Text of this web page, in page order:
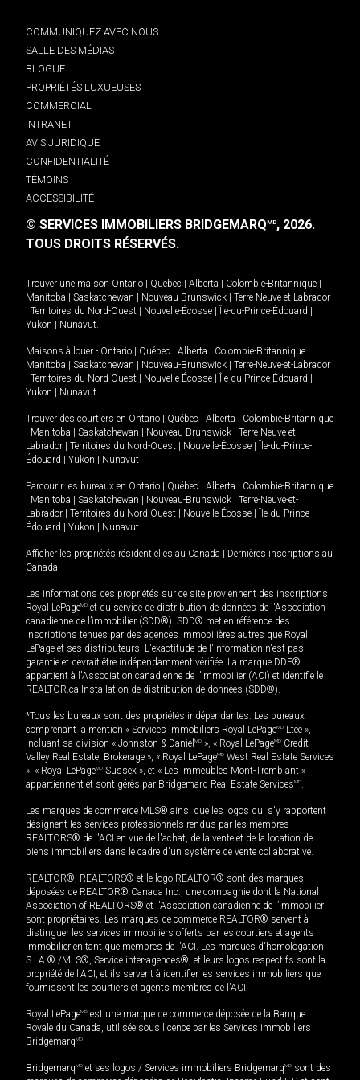
COMMUNIQUEZ AVEC NOUS
SALLE DES MÉDIAS
BLOGUE
PROPRIÉTÉS LUXUEUSES
COMMERCIAL
INTRANET
AVIS JURIDIQUE
CONFIDENTIALITÉ
TÉMOINS
ACCESSIBILITÉ
© SERVICES IMMOBILIERS BRIDGEMARQMD, 2026.
TOUS DROITS RÉSERVÉS.
Trouver une maison Ontario Québec Alberta Colombie-Britannique
Manitoba
Saskatchewan Nouveau-Brunswick
Terre-Neuve-et-Labrador
Territoires du Nord-Ouest Nouvelle-Écosse Île-du-Prince-Édouard
Yukon
Nunavut.
Maisons à louer - Ontario Québec Alberta Colombie-Britannique
Manitoba
Saskatchewan Nouveau-Brunswick
Terre-Neuve-et-Labrador
Territoires du Nord-Ouest Nouvelle-Écosse Île-du-Prince-Édouard
Yukon
Nunavut.
Trouver des courtiers en Ontario Québec Alberta
Colombie-Britannique
Manitoba Saskatchewan Nouveau-Brunswick
Terre-Neuve-et-
Labrador
Territoires du Nord-Ouest Nouvelle-Écosse
Île-du-Prince-
Édouard
Yukon Nunavut
Parcourir les bureaux en Ontario Québec Alberta
Colombie-Britannique
Manitoba Saskatchewan Nouveau-Brunswick
Terre-Neuve-et-
Labrador
Territoires du Nord-Ouest Nouvelle-Écosse
Île-du-Prince-
Édouard
Yukon Nunavut
Afficher les propriétés résidentielles au Canada
Dernières inscriptions au
Canada
Les informations des propriétés sur ce site proviennent des inscriptions
Royal LePageMD et du service de distribution de données de l'Association
canadienne de l’immobilier (SDD®). SDD® met en référence des
inscriptions tenues par des agences immobilières autres que Royal
LePage et ses distributeurs. L'exactitude de l'information n'est pas
garantie et devrait être indépendamment vérifiée. La marque DDF®
appartient à l'Association canadienne de l’immobilier (ACI) et identifie le
REALTOR.ca Installation de distribution de données (SDD®).
*Tous les bureaux sont des propriétés indépendantes. Les bureaux
comprenant la mention « Services immobiliers Royal LePageMD Ltée »,
incluant sa division « Johnston & Daniel MD », « Royal LePageMD Credit
Valley Real Estate, Brokerage », « Royal LePageMD West Real Estate Services
», « Royal LePageMD Sussex », et « Les immeubles Mont-Tremblant »
appartiennent et sont gérés par Bridgemarq Real Estate ServicesMD.
Les marques de commerce MLS® ainsi que les logos qui s'y rapportent
désignent les services professionnels rendus par les membres
REALTORS® de l'ACI en vue de l'achat, de la vente et de la location de
biens immobiliers dans le cadre d'un système de vente collaborative.
REALTOR®, REALTORS® et le logo REALTOR® sont des marques
déposées de REALTOR® Canada Inc., une compagnie dont la National
Association of REALTORS® et l'Association canadienne de l’immobilier
sont propriétaires. Les marques de commerce REALTOR® servent à
distinguer les services immobiliers offerts par les courtiers et agents
immobilier en tant que membres de l'ACI. Les marques d'homologation
S.I.A.® /MLS®, Service inter-agences®, et leurs logos respectifs sont la
propriété de l'ACI, et ils servent à identifier les services immobiliers que
fournissent les courtiers et agents membres de l'ACI.
Royal LePageMD est une marque de commerce déposée de la Banque
Royale du Canada, utilisée sous licence par les Services immobiliers
BridgemarqMD.
BridgemarqMD et ses logos / Services immobiliers BridgemarqMD sont des